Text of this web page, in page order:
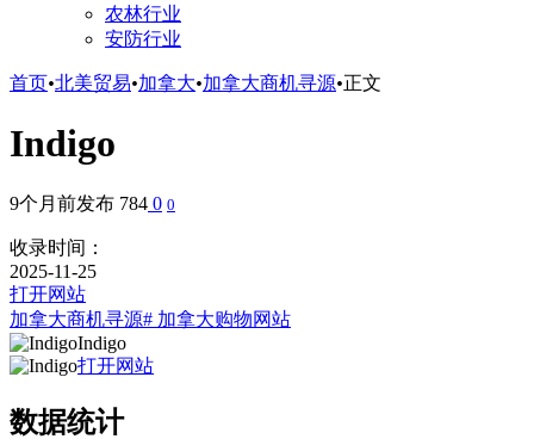
农林行业
安防行业
首页•北美贸易•加拿大•加拿大商机寻源•正文
Indigo
9个月前发布 784 0 0
收录时间：
2025-11-25
打开网站
加拿大商机寻源# 加拿大购物网站
Indigo
打开网站
数据统计